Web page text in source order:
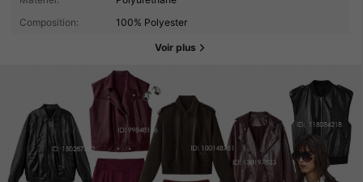
Composition:
100% Polyester
Voir plus
4.84 1.6M Suiveurs